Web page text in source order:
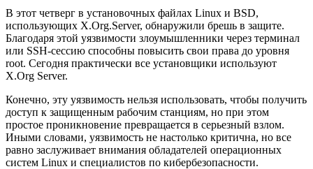
Сертификаты
Оплата
Доставка
Контакты
8
(800)
250-
16-
03
info@store-
kaspersky.ru
В этот четверг в установочных файлах Linux и BSD,
использующих X.Org.Server, обнаружили брешь в защите.
Благодаря этой уязвимости злоумышленники через терминал
или SSH-сессию способны повысить свои права до уровня
root. Сегодня практически все установщики используют
X.Org Server.
Конечно, эту уязвимость нельзя использовать, чтобы получить
доступ к защищенным рабочим станциям, но при этом
простое проникновение превращается в серьезный взлом.
Иными словами, уязвимость не настолько критична, но все
равно заслуживает внимания обладателей операционных
систем Linux и специалистов по кибербезопасности.